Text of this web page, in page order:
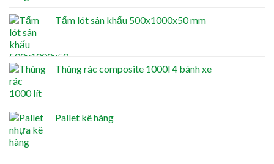
Tấm lót sân khấu 500x1000x50 mm
Thùng rác composite 1000l 4 bánh xe
Pallet kê hàng